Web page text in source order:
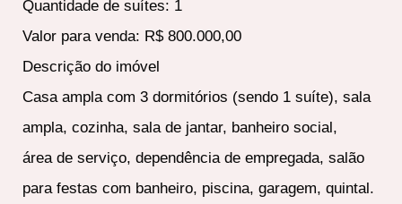
Quantidade de suítes: 1
Valor para venda: R$ 800.000,00
Descrição do imóvel
Casa ampla com 3 dormitórios (sendo 1 suíte), sala
ampla, cozinha, sala de jantar, banheiro social,
área de serviço, dependência de empregada, salão
para festas com banheiro, piscina, garagem, quintal.